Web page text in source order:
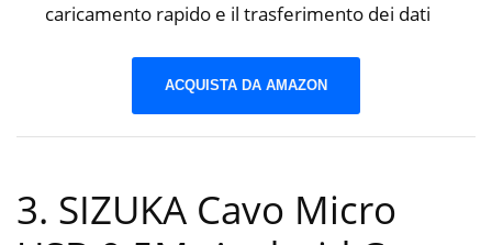
caricamento rapido e il trasferimento dei dati
ACQUISTA DA AMAZON
3. SIZUKA Cavo Micro